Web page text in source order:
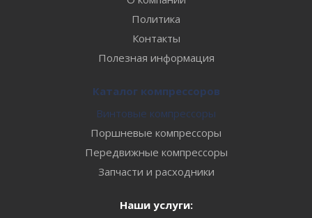
Политика
Контакты
Полезная информация
Каталог компрессоров
Винтовые компрессоры
Поршневые компрессоры
Передвижные компрессоры
Запчасти и расходники
Наши услуги: